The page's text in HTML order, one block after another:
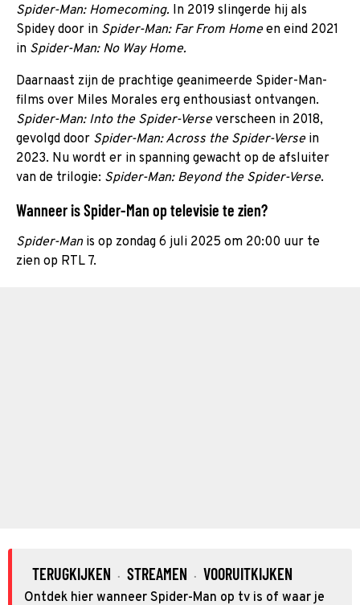
Spider-Man: Homecoming. In 2019 slingerde hij als
Spidey door in Spider-Man: Far From Homeen eind 2021
in Spider-Man: No Way Home.
Daarnaast zijn de prachtige geanimeerde Spider-Man-
films over Miles Morales erg enthousiast ontvangen.
Spider-Man: Into the Spider-Verseverscheen in 2018,
gevolgd door Spider-Man: Across the Spider-Versein
2023. Nu wordt er in spanning gewacht op de afsluiter
van de trilogie: Spider-Man: Beyond the Spider-Verse.
Wanneer is Spider-Man op televisie te zien?
Spider-Manis op zondag 6 juli 2025 om 20:00 uur te
zien op RTL 7.
TERUGKIJKEN · STREAMEN · VOORUITKIJKEN
Ontdek hier wanneer Spider-Man op tv is of waar je